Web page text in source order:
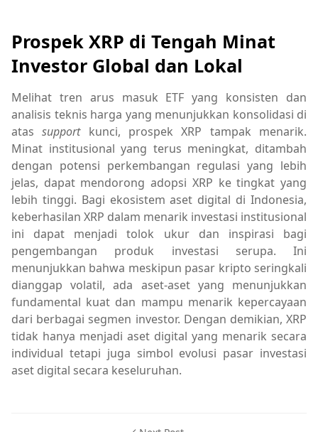
Prospek XRP di Tengah Minat
Investor Global dan Lokal
Melihat tren arus masuk ETF yang konsisten dan
analisis teknis harga yang menunjukkan konsolidasi di
atassupportkunci, prospek XRP tampak menarik.
Minat institusional yang terus meningkat, ditambah
dengan potensi perkembangan regulasi yang lebih
jelas, dapat mendorong adopsi XRP ke tingkat yang
lebih tinggi. Bagi ekosistem aset digital di Indonesia,
keberhasilan XRP dalam menarik investasi institusional
ini dapat menjadi tolok ukur dan inspirasi bagi
pengembangan produk investasi serupa. Ini
menunjukkan bahwa meskipun pasar kripto seringkali
dianggap volatil, ada aset-aset yang menunjukkan
fundamental kuat dan mampu menarik kepercayaan
dari berbagai segmen investor. Dengan demikian, XRP
tidak hanya menjadi aset digital yang menarik secara
individual tetapi juga simbol evolusi pasar investasi
aset digital secara keseluruhan.